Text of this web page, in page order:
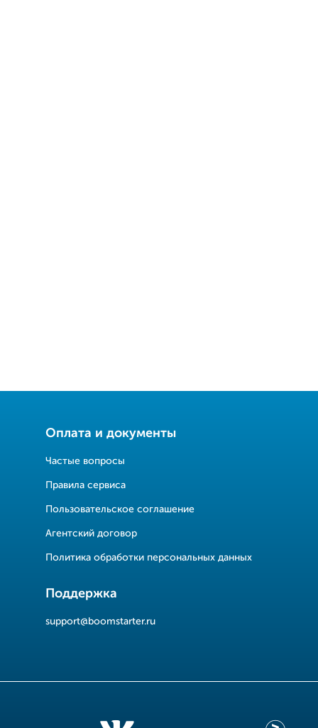
Оплата и документы
Частые вопросы
Правила сервиса
Пользовательское соглашение
Агентский договор
Политика обработки персональных данных
Поддержка
support@boomstarter.ru